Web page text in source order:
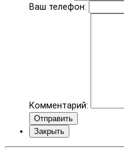
Ваш телефон:
Комментарий:
Отправить
Закрыть